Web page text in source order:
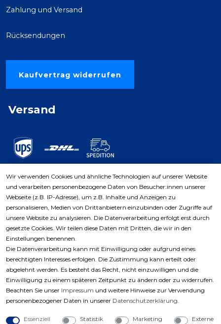
Zahlung und Versand
Rücksendungen
Kaufvertrag widerrufen
Versand
Zahlungsarten
Wir verwenden Cookies und ähnliche Technologien auf unserer Website
und verarbeiten personenbezogene Daten von Besucher:innen unserer
Webseite (z.B. IP-Adresse), um z.B. Inhalte und Anzeigen zu
personalisieren, Medien von Drittanbietern einzubinden oder Zugriffe auf
unsere Website zu analysieren. Die Datenverarbeitung erfolgt erst durch
gesetzte Cookies. Wir teilen diese Daten mit Dritten, die wir in den
Einstellungen benennen.
Die Datenverarbeitung kann mit Einwilligung oder aufgrund eines
berechtigten Interesses erfolgen. Die Zustimmung kann erteilt oder
abgelehnt werden. Es besteht das Recht, nicht einzuwilligen und die
Einwilligung zu einem späteren Zeitpunkt zu ändern oder zu widerrufen.
Beachten Sie unser Impressum und weitere Hinweise zur Verwendung
personenbezogener Daten in unserer Daten­schutz­erklärung.
Essenziell Statistik Marketing Externe